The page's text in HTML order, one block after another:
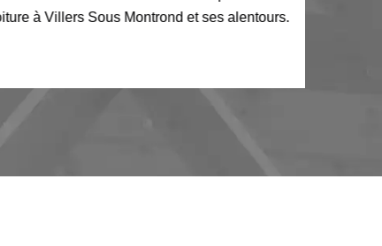
Sous Montrond et ses alentours.